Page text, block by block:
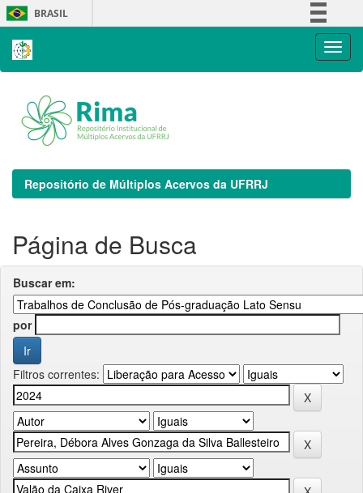
Skip
navigation
BRASIL
Repositório de Múltiplos Acervos da UFRRJ
Página de Busca
Buscar em:
por
Filtros correntes: